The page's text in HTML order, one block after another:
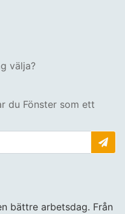
välja?
du Fönster som ett
bättre arbetsdag. Från